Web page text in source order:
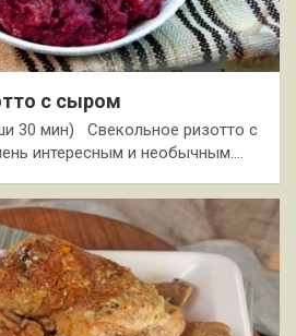
с сыром
30 мин) Свекольное ризотто с
интересным и необычным.…